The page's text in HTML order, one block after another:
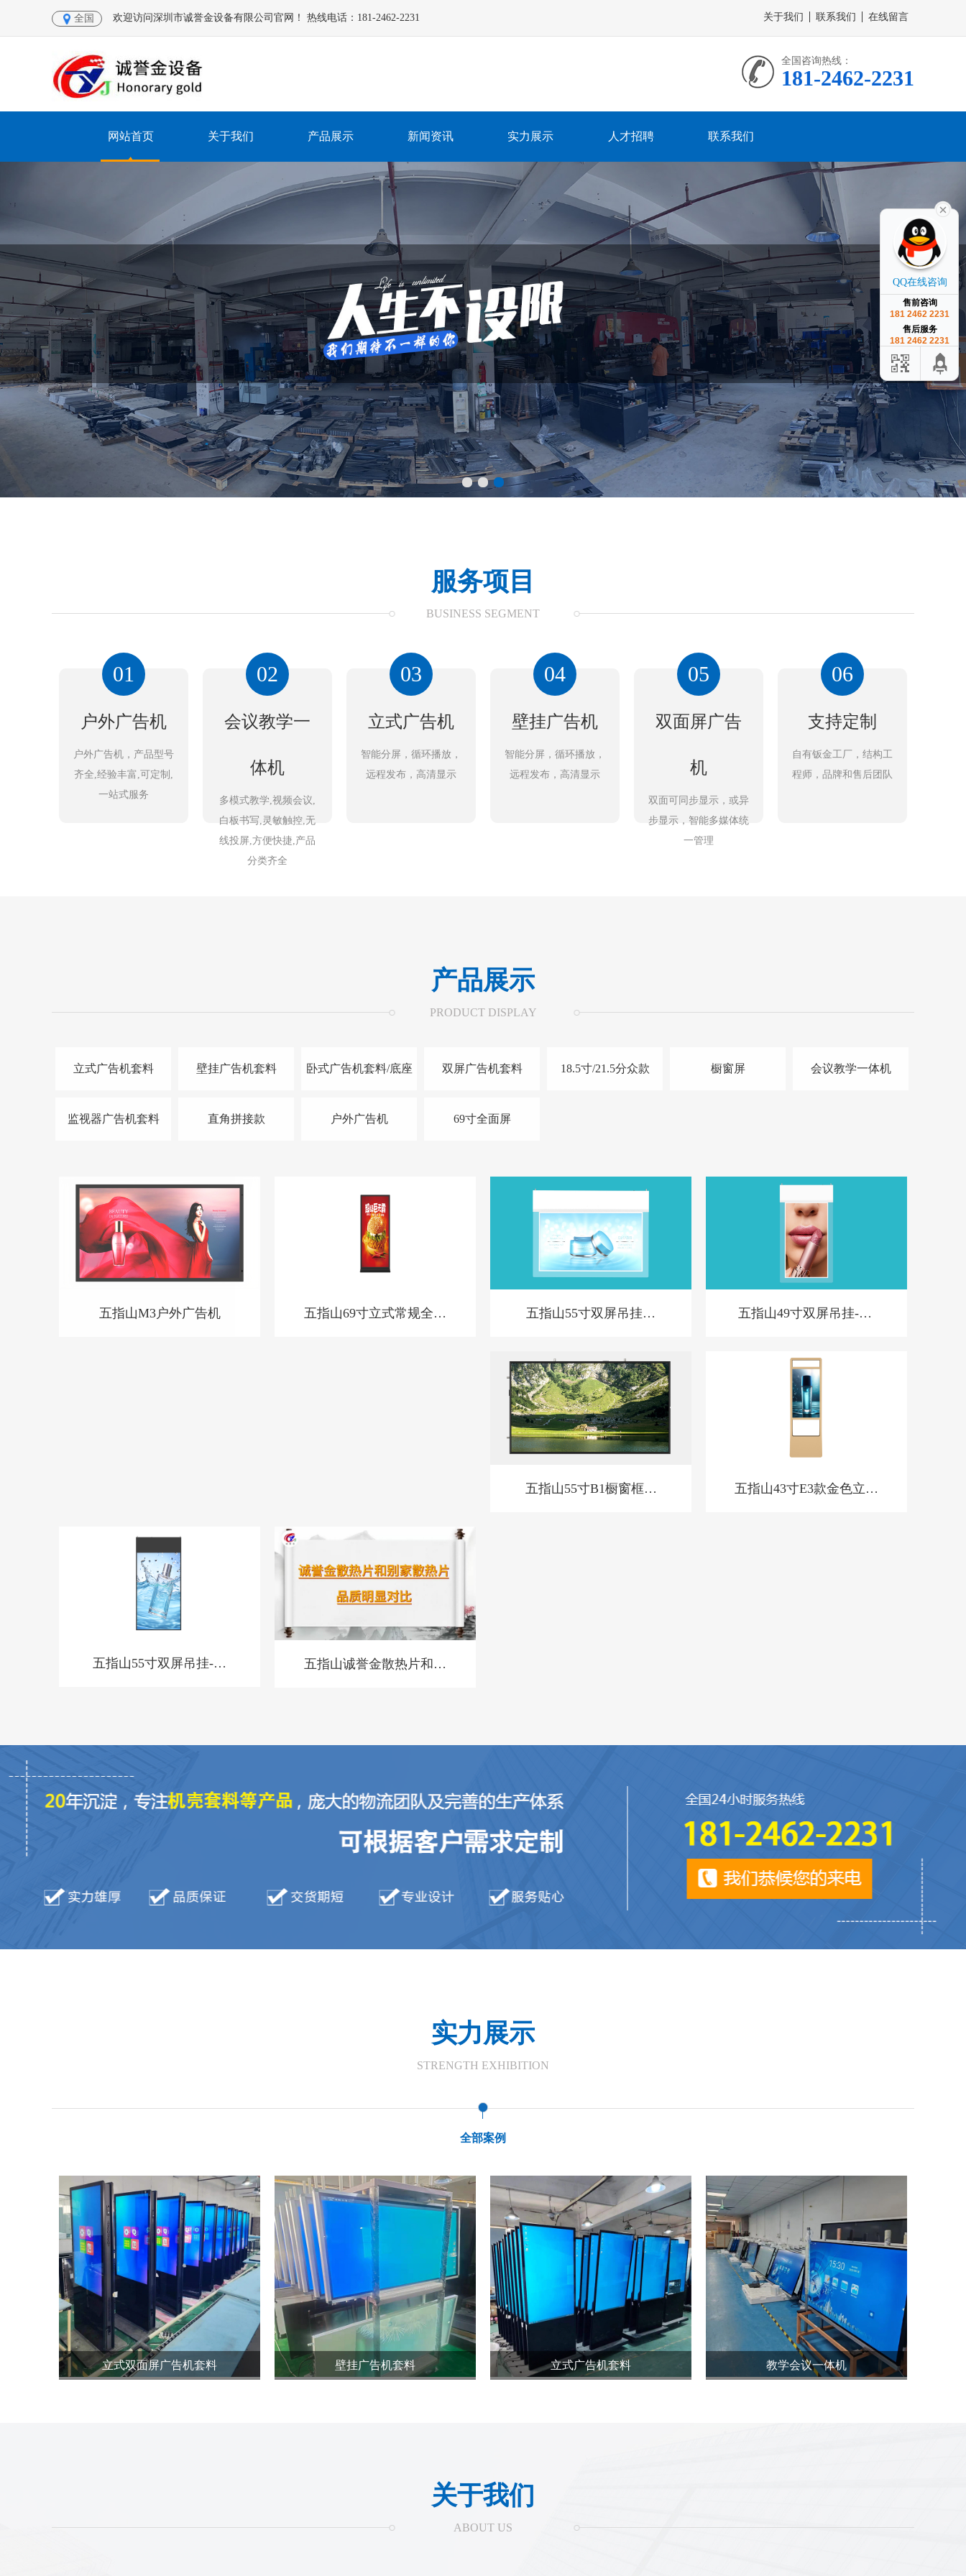
全国 欢迎访问深圳市诚誉金设备有限公司官网！ 热线电话：181-2462-2231 关于我们 联系我们 在线留言
全国咨询热线：
181-2462-2231
网站首页 关于我们 产品展示 新闻资讯 实力展示 人才招聘 联系我们
服务项目
BUSINESS SEGMENT
01
户外广告机
户外广告机，产品型号
齐全,经验丰富,可定制,
一站式服务
02
会议教学一
体机
多模式教学,视频会议,
白板书写,灵敏触控,无
线投屏,方便快捷,产品
分类齐全
03
立式广告机
智能分屏，循环播放，
远程发布，高清显示
04
壁挂广告机
智能分屏，循环播放，
远程发布，高清显示
05
双面屏广告
机
双面可同步显示，或异
步显示，智能多媒体统
一管理
06
支持定制
自有钣金工厂，结构工
程师，品牌和售后团队
产品展示
PRODUCT DISPLAY
立式广告机套料 壁挂广告机套料 卧式广告机套料/底座 双屏广告机套料 18.5寸/21.5分众款 橱窗屏 会议教学一体机
监视器广告机套料 直角拼接款 户外广告机 69寸全面屏
五指山M3户外广告机
五指山69寸立式常规全面
五指山55寸双屏吊挂横
五指山49寸双屏吊挂-BL
五指山55寸B1橱窗框广
五指山43寸E3款金色立式
五指山55寸双屏吊挂-高
五指山诚誉金散热片和别
实力展示
STRENGTH EXHIBITION
全部案例
立式双面屏广告机套料 壁挂广告机套料 立式广告机套料 教学会议一体机
关于我们
ABOUT US
QQ在线咨询
售前咨询
181 2462 2231
售后服务
181 2462 2231